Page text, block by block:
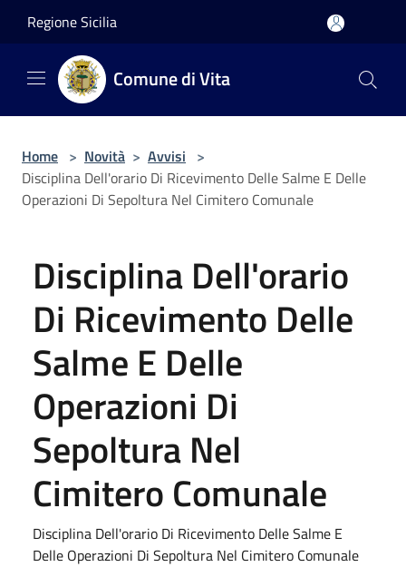
Regione Sicilia
Comune di Vita
Home > Novità > Avvisi >
Disciplina Dell'orario Di Ricevimento Delle Salme E Delle
Operazioni Di Sepoltura Nel Cimitero Comunale
Disciplina Dell'orario
Di Ricevimento Delle
Salme E Delle
Operazioni Di
Sepoltura Nel
Cimitero Comunale
Disciplina Dell'orario Di Ricevimento Delle Salme E
Delle Operazioni Di Sepoltura Nel Cimitero Comunale